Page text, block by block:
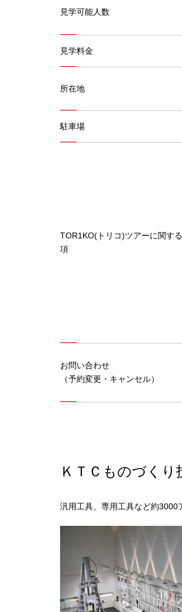
見学可能人数
見学料金
所在地
駐車場
TOR1KO(トリコ)ツアーに関す
項
お問い合わせ
（予約変更・キャンセル）
ＫＴＣものづくり
汎用工具、専用工具など約3000